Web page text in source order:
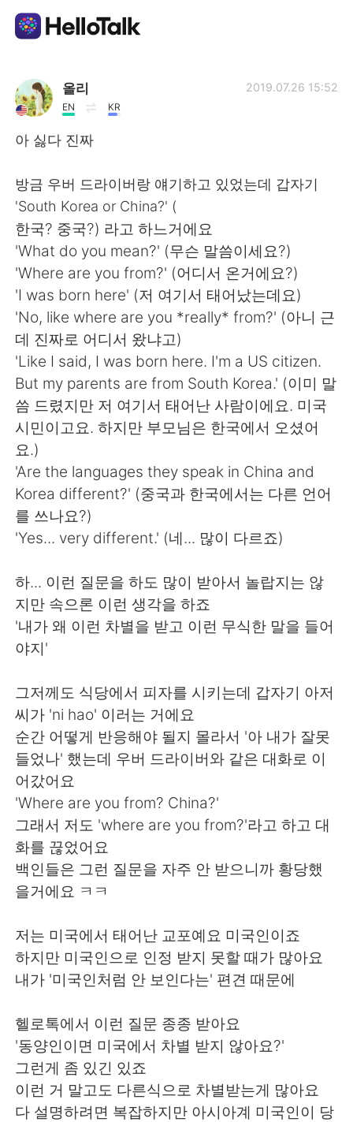
語学交換アプリ
AI Grammar Checker
English 简体中文
繁體中文 Español
العربية Français
Deutsch 한국어
Русский ไทย
Indonesia Italiano
Türkçe Tiếng Việt
Português
올리
EN KR
2019.07.26 15:52
아 싫다 진짜
방금 우버 드라이버랑 얘기하고 있었는데 갑자기
'South Korea or China?' (
한국? 중국?) 라고 하느거에요
'What do you mean?' (무슨 말씀이세요?)
'Where are you from?' (어디서 온거에요?)
'I was born here' (저 여기서 태어났는데요)
'No, like where are you *really* from?' (아니 근
데 진짜로 어디서 왔냐고)
'Like I said, I was born here. I'm a US citizen.
But my parents are from South Korea.' (이미 말
씀 드렸지만 저 여기서 태어난 사람이에요. 미국
시민이고요. 하지만 부모님은 한국에서 오셨어
요.)
'Are the languages they speak in China and
Korea different?' (중국과 한국에서는 다른 언어
를 쓰나요?)
'Yes... very different.' (네... 많이 다르죠)
하... 이런 질문을 하도 많이 받아서 놀랍지는 않
지만 속으론 이런 생각을 하죠
'내가 왜 이런 차별을 받고 이런 무식한 말을 들어
야지'
그저께도 식당에서 피자를 시키는데 갑자기 아저
씨가 'ni hao' 이러는 거에요
순간 어떻게 반응해야 될지 몰라서 '아 내가 잘못
들었나' 했는데 우버 드라이버와 같은 대화로 이
어갔어요
'Where are you from? China?'
그래서 저도 'where are you from?'라고 하고 대
화를 끊었어요
백인들은 그런 질문을 자주 안 받으니까 황당했
을거에요 ㅋㅋ
저는 미국에서 태어난 교포예요 미국인이죠
하지만 미국인으로 인정 받지 못할 때가 많아요
내가 '미국인처럼 안 보인다는' 편견 때문에
헬로톡에서 이런 질문 종종 받아요
'동양인이면 미국에서 차별 받지 않아요?'
그런게 좀 있긴 있죠
이런 거 말고도 다른식으로 차별받는게 많아요
다 설명하려면 복잡하지만 아시아계 미국인이 당